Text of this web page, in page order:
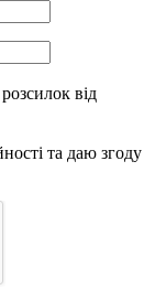
від
та даю згоду